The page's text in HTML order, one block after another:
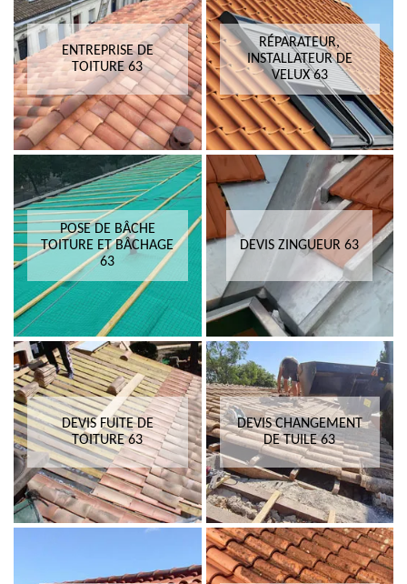
ENTREPRISE DE
TOITURE 63
RÉPARATEUR,
INSTALLATEUR DE
VELUX 63
POSE DE BÂCHE
TOITURE ET BÂCHAGE
63
DEVIS ZINGUEUR 63
DEVIS FUITE DE
TOITURE 63
DEVIS CHANGEMENT
DE TUILE 63